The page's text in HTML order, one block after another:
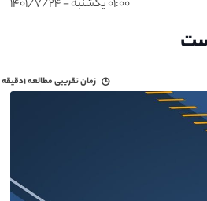
۰۱:۰۰ یکشنبه - ۱۴۰۱/۷/۲۴
زمان تقریبی مطالعه۱دقیقه